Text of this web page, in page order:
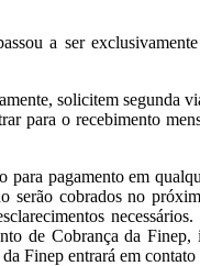
a ser
solicitem segunda
para o recebimento
pagamento em
serão cobrados no
de Cobrança da
Finep entrará em